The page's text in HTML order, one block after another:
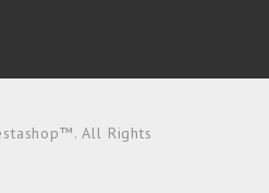
All Rights